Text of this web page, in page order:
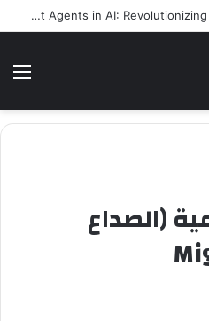
Intelligent Agents in AI: Revolutionizing Technology and Business
(الصداع